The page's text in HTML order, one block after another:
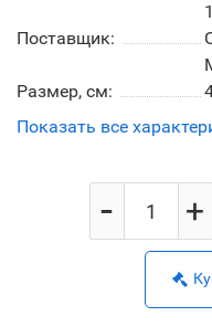
Поставщик:
Размер, см:
Показать все
+
-